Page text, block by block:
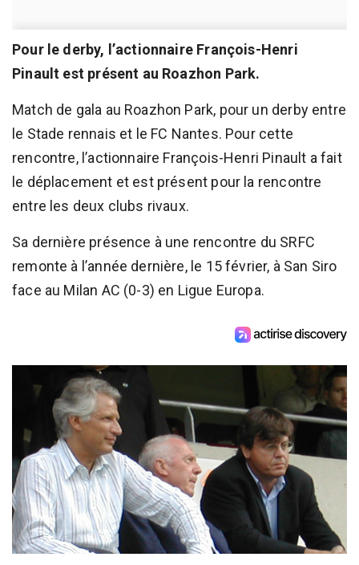
Pour le derby, l’actionnaire François-Henri
Pinault est présent au Roazhon Park.
Match de gala au Roazhon Park, pour un derby entre
le Stade rennais et le FC Nantes. Pour cette
rencontre, l’actionnaire François-Henri Pinault a fait
le déplacement et est présent pour la rencontre
entre les deux clubs rivaux.
Sa dernière présence à une rencontre du SRFC
remonte à l’année dernière, le 15 février, à San Siro
face au Milan AC (0-3) en Ligue Europa.